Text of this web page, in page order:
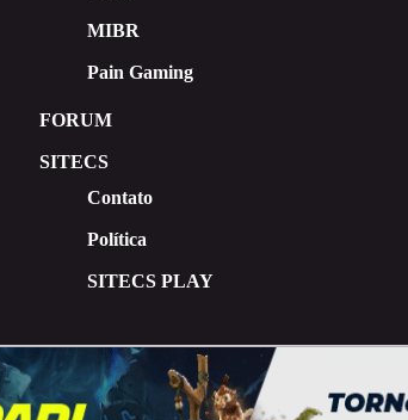
MIBR
Pain Gaming
FORUM
SITECS
Contato
Política
SITECS PLAY